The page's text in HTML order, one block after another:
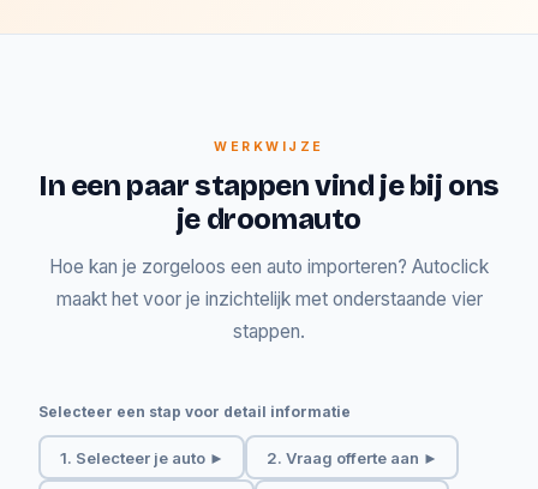
WERKWIJZE
In een paar stappen vind je bij ons
je droomauto
Hoe kan je zorgeloos een auto importeren? Autoclick
maakt het voor je inzichtelijk met onderstaande vier
stappen.
Selecteer een stap voor detail informatie
1. Selecteer je auto ► 2. Vraag offerte aan ►